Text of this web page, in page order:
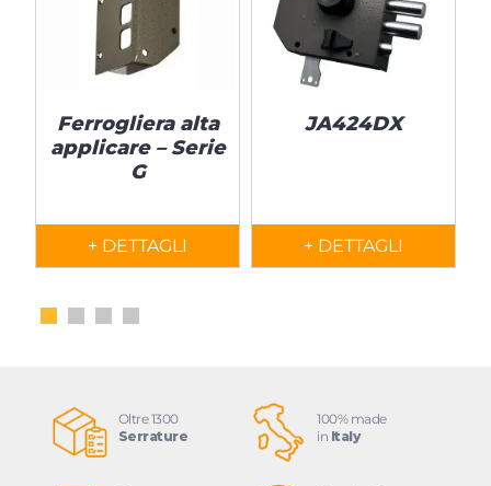
Ferrogliera alta
applicare – Serie
G
+ DETTAGLI
JA424DX
+ DETTAGLI
Oltre 1300
Serrature
100% made
in Italy